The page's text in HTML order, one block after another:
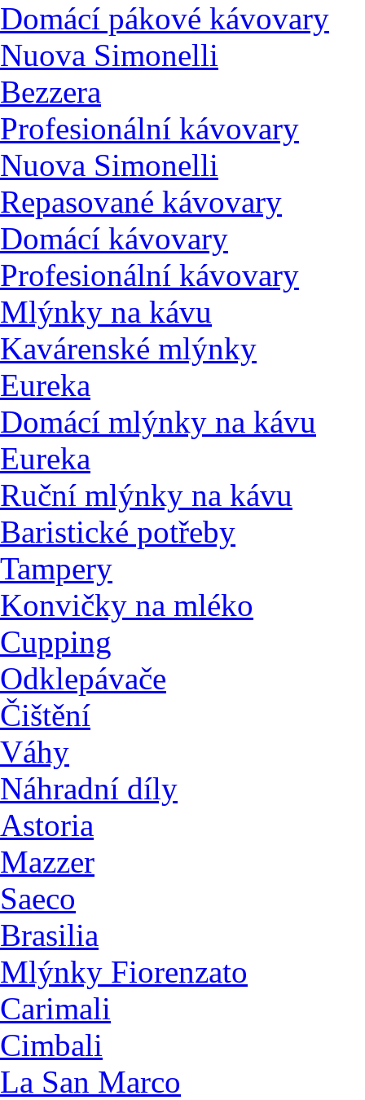
Domácí pákové kávovary
Nuova Simonelli
Bezzera
Profesionální kávovary
Nuova Simonelli
Repasované kávovary
Domácí kávovary
Profesionální kávovary
Mlýnky na kávu
Kavárenské mlýnky
Eureka
Domácí mlýnky na kávu
Eureka
Ruční mlýnky na kávu
Baristické potřeby
Tampery
Konvičky na mléko
Cupping
Odklepávače
Čištění
Váhy
Náhradní díly
Astoria
Mazzer
Saeco
Brasilia
Mlýnky Fiorenzato
Carimali
Cimbali
La San Marco